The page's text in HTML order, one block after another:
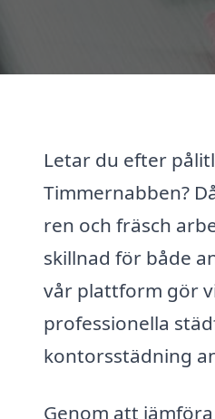
Letar du efter
Timmernabben?
ren och fräsch
skillnad för både
vår plattform gör
professionella
kontorsstädning
Genom att